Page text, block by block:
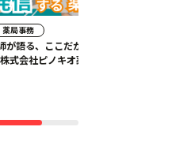
薬局事務
が語る、ここだからでき
会貢献 #株式会社ピノキオ薬局